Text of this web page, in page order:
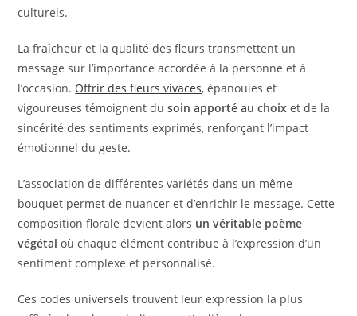
culturels.
La fraîcheur et la qualité des fleurs transmettent un
message sur l’importance accordée à la personne et à
l’occasion. Offrir des fleurs vivaces, épanouies et
vigoureuses témoignent dusoin apporté au choix et de la
sincérité des sentiments exprimés, renforçant l’impact
émotionnel du geste.
L’association de différentes variétés dans un même
bouquet permet de nuancer et d’enrichir le message. Cette
composition florale devient alors un véritable poème
végétal où chaque élément contribue à l’expression d’un
sentiment complexe et personnalisé.
Ces codes universels trouvent leur expression la plus